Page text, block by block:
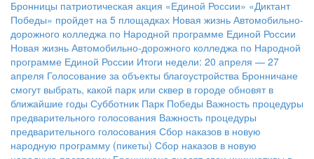
Бронницы патриотическая акция «Единой России» «Диктант
Победы» пройдет на 5 площадках Новая жизнь Автомобильно-
дорожного колледжа по Народной программе Единой России
Новая жизнь Автомобильно-дорожного колледжа по Народной
программе Единой России Итоги недели: 20 апреля — 27
апреля Голосование за объекты благоустройства Бронничане
смогут выбрать, какой парк или сквер в городе обновят в
ближайшие годы Субботник Парк Победы Важность процедуры
предварительного голосования Важность процедуры
предварительного голосования Сбор наказов в новую
народную программу (пикеты) Сбор наказов в новую